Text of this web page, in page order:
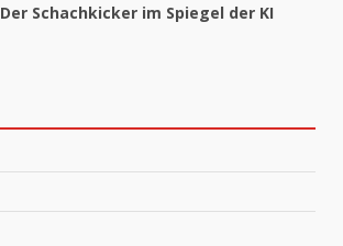
Der Schachkicker im Spiegel der KI